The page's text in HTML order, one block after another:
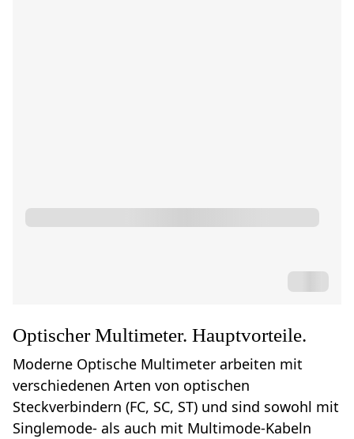
Optischer Multimeter. Hauptvorteile.
Moderne Optische Multimeter arbeiten mit
verschiedenen Arten von optischen
Steckverbindern (FC, SC, ST) und sind sowohl mit
Singlemode- als auch mit Multimode-Kabeln